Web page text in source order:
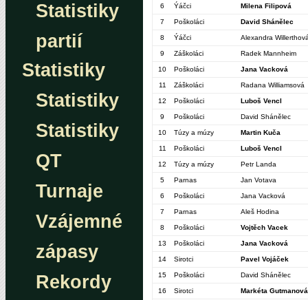
Statistiky
partií
Statistiky
Statistiky
Statistiky
QT
Turnaje
Vzájemné
zápasy
Rekordy
6 Ýáčci Milena Filipová
7 Poškoláci David Shánělec
8 Ýáčci Alexandra
9 Záškoláci Radek Mannheim
10 Poškoláci Jana Vacková
11 Záškoláci Radana Williamsová
12 Poškoláci Luboš Vencl
9 Poškoláci David Shánělec
10 Túzy a múzy Martin Kuča
11 Poškoláci Luboš Vencl
12 Túzy a múzy Petr Landa
5 Parnas Jan Votava
6 Poškoláci Jana Vacková
7 Parnas Aleš Hodina
8 Poškoláci Vojtěch Vacek
13 Poškoláci Jana Vacková
14 Sirotci Pavel Vojáček
15 Poškoláci David Shánělec
16 Sirotci Markéta Gutmanová